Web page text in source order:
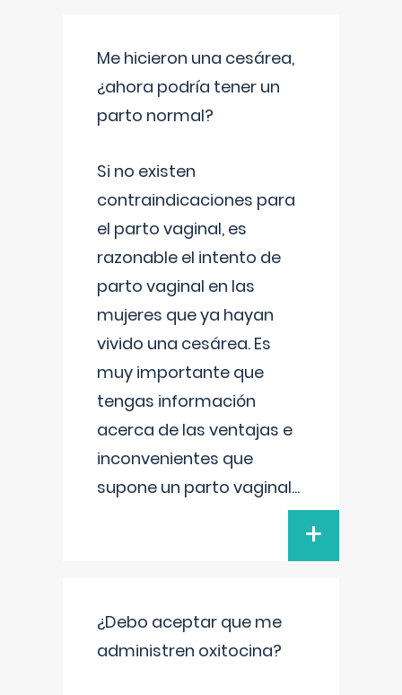
Me hicieron una cesárea,
¿ahora podría tener un
parto normal?
Si no existen
contraindicaciones para
el parto vaginal, es
razonable el intento de
parto vaginal en las
mujeres que ya hayan
vivido una cesárea. Es
muy importante que
tengas información
acerca de las ventajas e
inconvenientes que
supone un parto vaginal...
+
¿Debo aceptar que me
administren oxitocina?